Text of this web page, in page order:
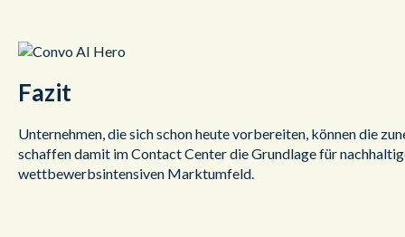
Fazit
Unternehmen, die sich schon heute vorbereiten, können die
schaffen damit im Contact Center die Grundlage für
wettbewerbsintensiven Marktumfeld.